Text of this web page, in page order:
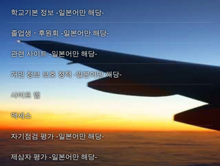
학교기본 정보 -일본어만 해당-
졸업생・후원회 -일본어만 해당-
관련 사이트 -일본어만 해당-
개인 정보 보호 정책 -일본어만 해당-
사이트 맵
액세스
자기점검 평가 -일본어만 해당-
제삼자 평가 -일본어만 해당-